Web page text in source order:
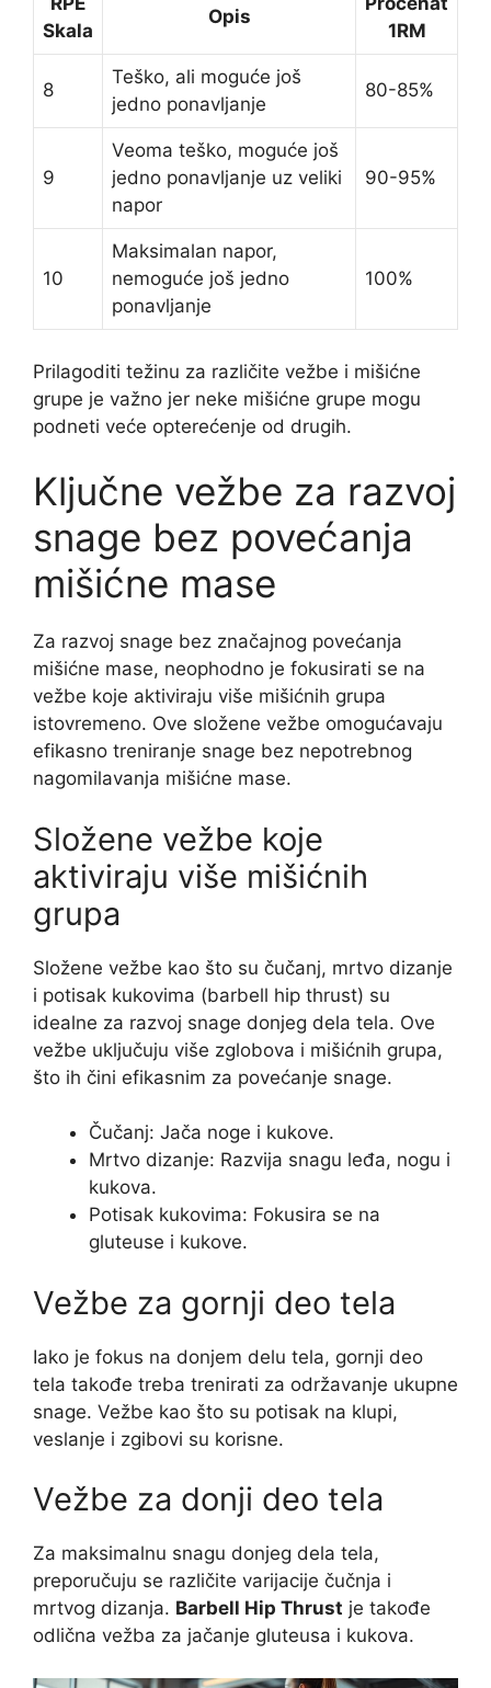
Skala
Opis
1RM
8
Teško, ali moguće još
jedno ponavljanje
80-85%
9
Veoma teško, moguće još
jedno ponavljanje uz veliki
napor
90-95%
10
Maksimalan napor,
nemoguće još jedno
ponavljanje
100%
Prilagoditi težinu za različite vežbe i mišićne
grupe je važno jer neke mišićne grupe mogu
podneti veće opterećenje od drugih.
Ključne vežbe za razvoj
snage bez povećanja
mišićne mase
Za razvoj snage bez značajnog povećanja
mišićne mase, neophodno je fokusirati se na
vežbe koje aktiviraju više mišićnih grupa
istovremeno. Ove složene vežbe omogućavaju
efikasno treniranje snage bez nepotrebnog
nagomilavanja mišićne mase.
Složene vežbe koje
aktiviraju više mišićnih
grupa
Složene vežbe kao što su čučanj, mrtvo dizanje
i potisak kukovima (barbell hip thrust) su
idealne za razvoj snage donjeg dela tela. Ove
vežbe uključuju više zglobova i mišićnih grupa,
što ih čini efikasnim za povećanje snage.
Čučanj: Jača noge i kukove.
Mrtvo dizanje: Razvija snagu leđa, nogu i
kukova.
Potisak kukovima: Fokusira se na
gluteuse i kukove.
Vežbe za gornji deo tela
Iako je fokus na donjem delu tela, gornji deo
tela takođe treba trenirati za održavanje ukupne
snage. Vežbe kao što su potisak na klupi,
veslanje i zgibovi su korisne.
Vežbe za donji deo tela
Za maksimalnu snagu donjeg dela tela,
preporučuju se različite varijacije čučnja i
mrtvog dizanja. Barbell Hip Thrust je takođe
odlična vežba za jačanje gluteusa i kukova.